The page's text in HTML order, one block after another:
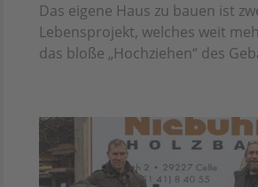
Das eigene Haus zu bauen ist
Lebensprojekt, welches weit
das bloße „Hochziehen“ des